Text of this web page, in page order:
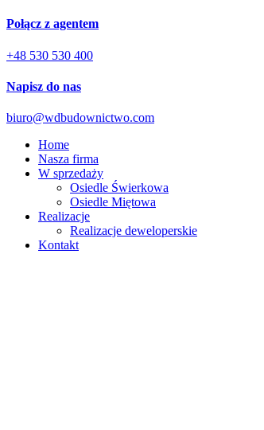
Połącz z agentem
+48 530 530 400
Napisz do nas
biuro@wdbudownictwo.com
Home
Nasza firma
W sprzedaży
Osiedle Świerkowa
Osiedle Miętowa
Realizacje
Realizacje deweloperskie
Kontakt